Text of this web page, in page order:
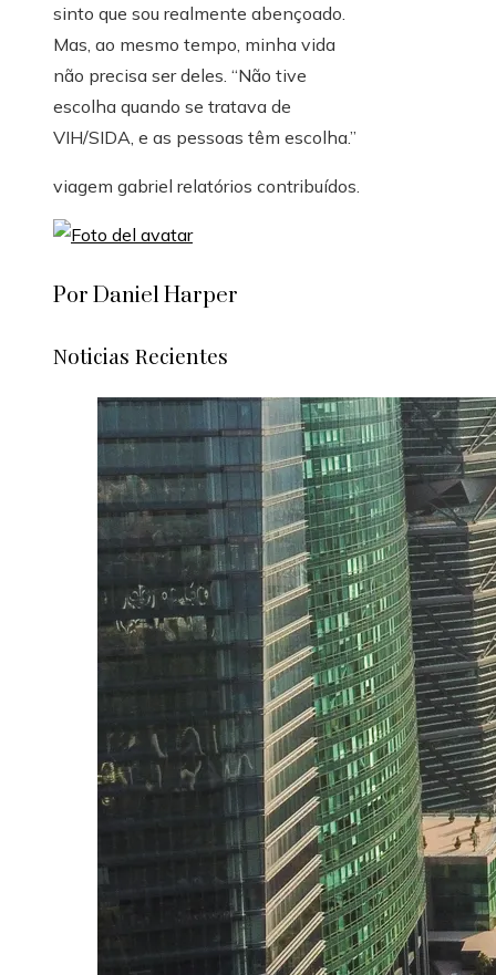
sinto que sou realmente abençoado.
Mas, ao mesmo tempo, minha vida
não precisa ser deles. “Não tive
escolha quando se tratava de
VIH/SIDA, e as pessoas têm escolha.”
viagem gabriel relatórios contribuídos.
Por Daniel Harper
Noticias Recientes